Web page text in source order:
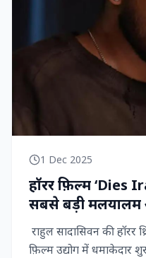
1 Dec 2025
हॉरर फ़िल्म ‘Dies
सबसे बड़ी मलयालम
राहुल सादासिवन की
फ़िल्म उद्योग में